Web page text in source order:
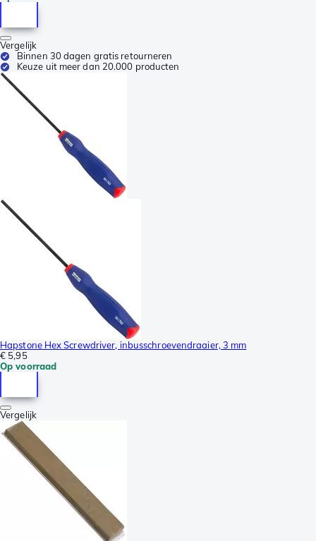
Vergelijk
Binnen 30 dagen gratis retourneren
Keuze uit meer dan 20.000 producten
Hapstone Hex Screwdriver, inbusschroevendraaier, 3 mm
€ 5,95
Op voorraad
Vergelijk